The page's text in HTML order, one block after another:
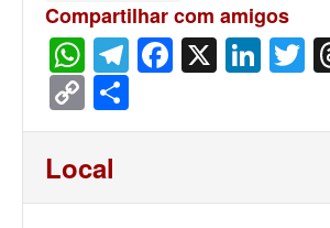
Compartilhar com amigos
WhatsApp
Telegram
Facebook
X
Copy
Link
Local